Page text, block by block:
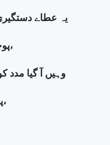
یہ عطاے
پوچھ لے،
وہیں آ گیا مدد
پکارا،